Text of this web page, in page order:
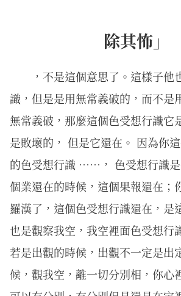
除其怖」
，不是這個意思了。這樣子他
識，但是是用無常義破的，而不是
無常義破，那麼這個色受想行識它
是敗壞的， 但是它還在。 因為你
的色受想行識 ⋯⋯， 色受想行識
個業還在的時候，這個果報還在；
羅漢了，這個色受想行識還在，是
也是觀察我空，我空裡面色受想行
若是出觀的時候，出觀不一定是出
候，觀我空，離一切分別相，你心